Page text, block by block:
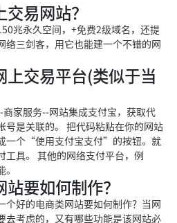
易网站？
兆永久空间，+免费2级域名，还提
络三剑客，用它也能建一个不错的网
上交易平台(类似于当
家服务--网站集成支付宝，获取代
号是关联的。 把代码粘贴在你的网站
一个“使用支付宝支付”的按钮。就
工具。 其他的网络支付平台，例
要如何制作？
个好的电商类网站要如何制作？当网
去考虑的，又有哪些功能是该网站必